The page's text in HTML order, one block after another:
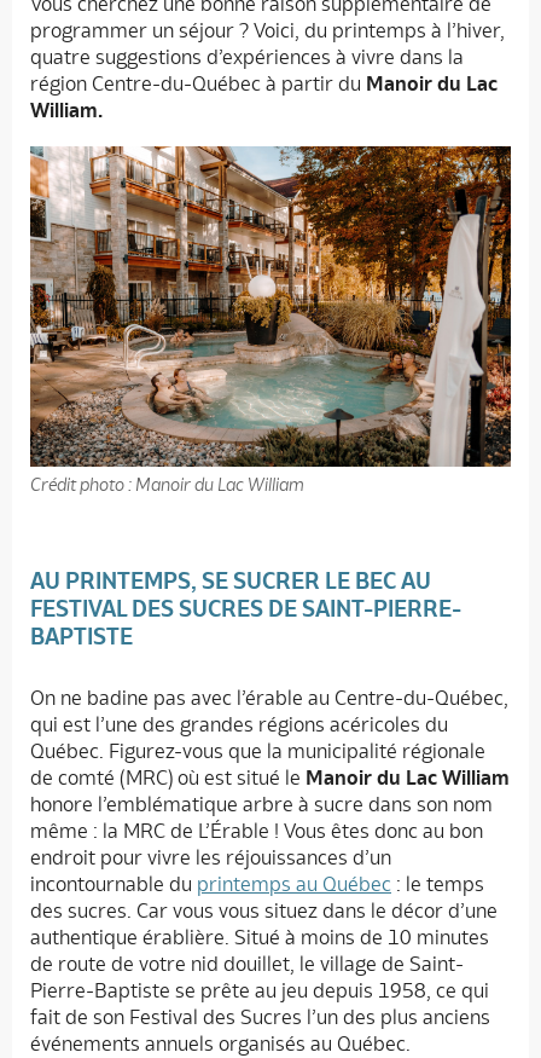
programmer un séjour ? Voici, du printemps à l’hiver,
quatre suggestions d’expériences à vivre dans la
région Centre-du-Québec à partir du Manoir du Lac
William.
Crédit photo : Manoir du Lac William
AU PRINTEMPS, SE SUCRER LE BEC AU
FESTIVAL DES SUCRES DE SAINT-PIERRE-
BAPTISTE
On ne badine pas avec l’érable au Centre-du-Québec,
qui est l’une des grandes régions acéricoles du
Québec. Figurez-vous que la municipalité régionale
de comté (MRC) où est situé le Manoir du Lac William
honore l’emblématique arbre à sucre dans son nom
même : la MRC de L’Érable ! Vous êtes donc au bon
endroit pour vivre les réjouissances d’un
incontournable du printemps au Québec : le temps
des sucres. Car vous vous situez dans le décor d’une
authentique érablière. Situé à moins de 10 minutes
de route de votre nid douillet, le village de Saint-
Pierre-Baptiste se prête au jeu depuis 1958, ce qui
fait de son Festival des Sucres l’un des plus anciens
événements annuels organisés au Québec.